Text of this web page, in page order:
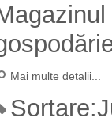
Mai multe detalii...
Sortare: